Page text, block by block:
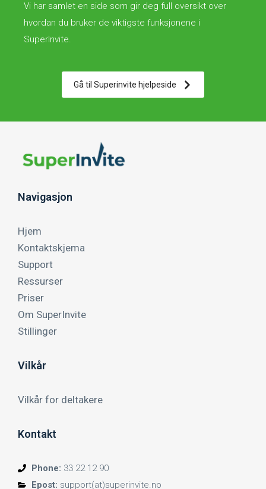
Vi har samlet en side som gir deg full oversikt over
hvordan du bruker de viktigste funksjonene i
SuperInvite.
Gå til Superinvite hjelpeside
Navigasjon
Hjem
Kontaktskjema
Support
Ressurser
Priser
Om SuperInvite
Stillinger
Vilkår
Vilkår for deltakere
Kontakt
Phone: 33 22 12 90
Epost: support(at)superinvite.no